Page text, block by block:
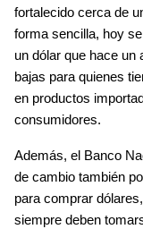
fortalecido cerca de
forma sencilla, hoy
un dólar que hace un
bajas para quienes
en productos
consumidores.
Además, el Banco
de cambio también
para comprar dólares
siempre deben